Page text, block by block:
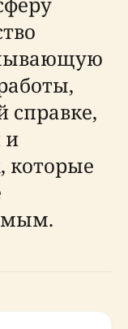
справке,
и
которые